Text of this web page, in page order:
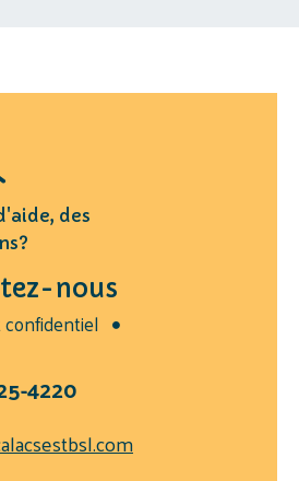
des
nous
confidentiel
4220